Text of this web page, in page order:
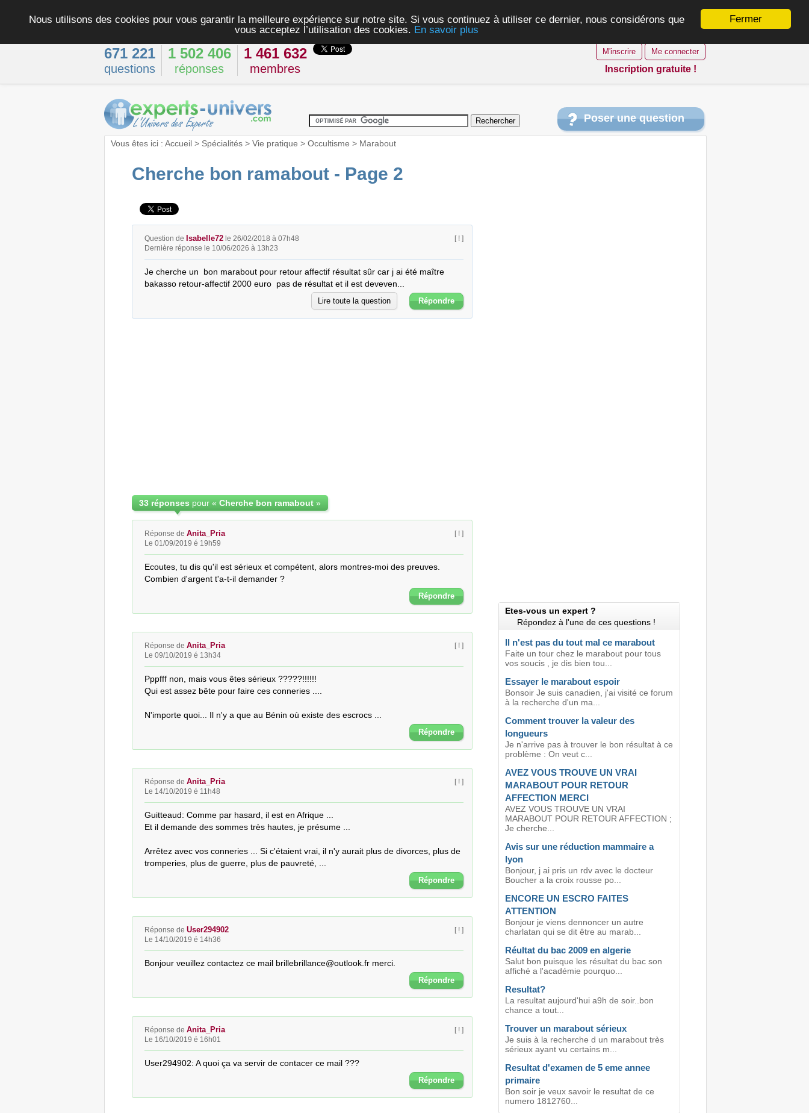
Fermer
Nous utilisons des cookies pour vous garantir la meilleure expérience sur notre site. Si vous continuez à utiliser ce dernier, nous considérons que
vous acceptez l’utilisation des cookies. En savoir plus
671 221
questions
1 502 406
réponses
1 461 632
membres
M'inscrire Me connecter
Inscription gratuite !
Poser une question
Vous êtes ici : Accueil> Spécialités> Vie pratique > Occultisme > Marabout
Cherche bon ramabout - Page 2
Question de Isabelle72le 26/02/2018 à 07h48
Dernière réponse le 10/06/2026 à 13h23
[ ! ]
Je cherche un  bon marabout pour retour affectif résultat sûr car j ai été maître
bakasso retour-affectif 2000 euro  pas de résultat et il est deveven...
Répondre
Lire toute la question
33 réponses pour « Cherche bon ramabout»
Réponse de Anita_Pria
Le 01/09/2019 é 19h59
[ ! ]
Ecoutes, tu dis qu'il est sérieux et compétent, alors montres-moi des preuves.
Combien d'argent t'a-t-il demander ?
Répondre
Réponse de Anita_Pria
Le 09/10/2019 é 13h34
[ ! ]
Pppfff non, mais vous êtes sérieux ?????!!!!!!
Qui est assez bête pour faire ces conneries ....
N'importe quoi... Il n'y a que au Bénin où existe des escrocs ...
Répondre
Réponse de Anita_Pria
Le 14/10/2019 é 11h48
[ ! ]
Guitteaud: Comme par hasard, il est en Afrique ...
Et il demande des sommes très hautes, je présume ...
Arrêtez avec vos conneries ... Si c'étaient vrai, il n'y aurait plus de divorces, plus de
tromperies, plus de guerre, plus de pauvreté, ...
Répondre
Réponse de User294902
Le 14/10/2019 é 14h36
[ ! ]
Bonjour veuillez contactez ce mail brillebrillance@outlook.fr merci.
Répondre
Réponse de Anita_Pria
Le 16/10/2019 é 16h01
[ ! ]
User294902: A quoi ça va servir de contacer ce mail ???
Répondre
Etes-vous un expert ?
Répondez à l'une de ces questions !
Il n'est pas du tout mal ce marabout
Faite un tour chez le marabout pour tous
vos soucis , je dis bien tou...
Essayer le marabout espoir
Bonsoir Je suis canadien, j'ai visité ce forum
à la recherche d'un ma...
Comment trouver la valeur des
longueurs
Je n'arrive pas à trouver le bon résultat à ce
problème : On veut c...
AVEZ VOUS TROUVE UN VRAI
MARABOUT POUR RETOUR
AFFECTION MERCI
AVEZ VOUS TROUVE UN VRAI
MARABOUT POUR RETOUR AFFECTION ;
Je cherche...
Avis sur une réduction mammaire a
lyon
Bonjour, j ai pris un rdv avec le docteur
Boucher a la croix rousse po...
ENCORE UN ESCRO FAITES
ATTENTION
Bonjour je viens dennoncer un autre
charlatan qui se dit être au marab...
Réultat du bac 2009 en algerie
Salut bon puisque les résultat du bac son
affiché a l'académie pourquo...
Resultat?
La resultat aujourd'hui a9h de soir..bon
chance a tout...
Trouver un marabout sérieux
Je suis à la recherche d un marabout très
sérieux ayant vu certains m...
Resultat d'examen de 5 eme annee
primaire
Bon soir je veux savoir le resultat de ce
numero 1812760...